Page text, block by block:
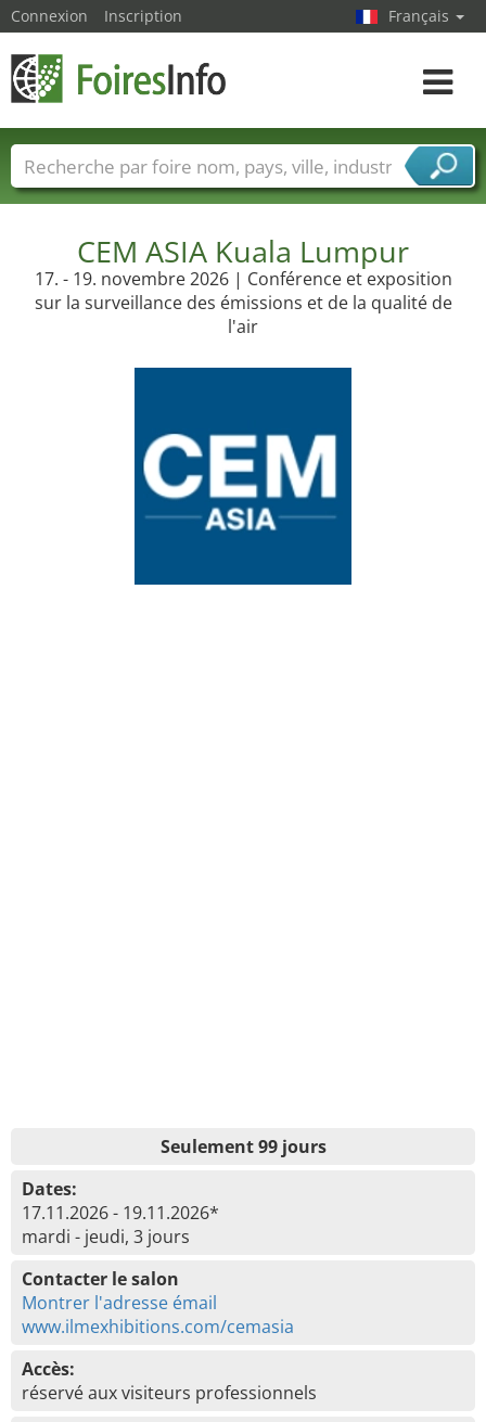
CEM ASIA Kuala Lumpur
17. - 19. novembre 2026 | Conférence et exposition
sur la surveillance des émissions et de la qualité de
l'air
Seulement 99 jours
Dates:
17.11.2026 - 19.11.2026*
mardi - jeudi, 3 jours
Contacter le salon
Montrer l'adresse émail
www.ilmexhibitions.com/cemasia
Accès:
réservé aux visiteurs professionnels
Connexion Inscription Français
Toggle
Foire noms Pays Villes
Secteurs de foire